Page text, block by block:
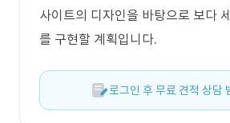
사이트의 디자인을 바탕으로 보다
를 구현할 계획입니다.
로그인 후 무료 견적 상담